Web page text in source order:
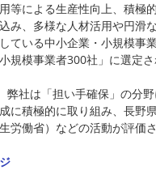
等による生産性向上、積極
み、多様な人材活用や円滑
ている中小企業・小規模事
規模事業者300社」に選定さ
弊社は「担い手確保」の分
に積極的に取り組み、長野
労働省）などの活動が評価さ